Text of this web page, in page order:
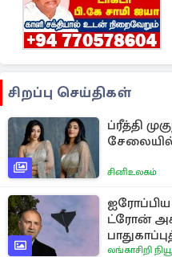
சிறப்பு செய்திகள்
ப்ரீத்தி
சினிஉலகம்
ஐரோப்பிய
ட்ரோன்
லங்காசிறி